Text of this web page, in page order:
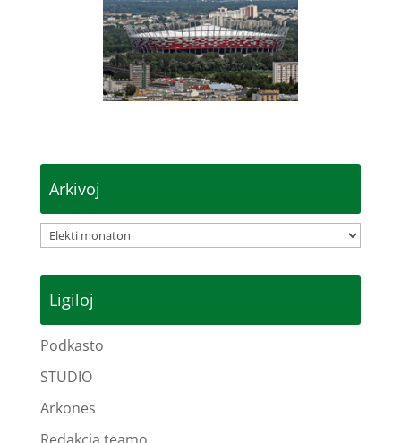
Arkivoj
Arkivoj
Ligiloj
Podkasto
STUDIO
Arkones